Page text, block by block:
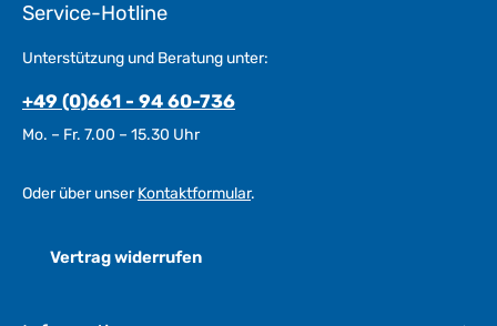
Service-Hotline
Unterstützung und Beratung unter:
+49 (0)661 - 94 60-736
Mo. – Fr. 7.00 – 15.30 Uhr
Oder über unserKontaktformular.
Vertrag widerrufen